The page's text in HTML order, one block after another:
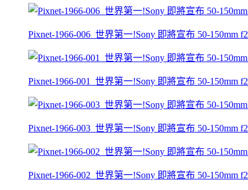
Pixnet-1966-006_世界第一!Sony 即將宣布 50-150mm
Pixnet-1966-001_世界第一!Sony 即將宣布 50-150mm
Pixnet-1966-003_世界第一!Sony 即將宣布 50-150mm
Pixnet-1966-002_世界第一!Sony 即將宣布 50-150mm